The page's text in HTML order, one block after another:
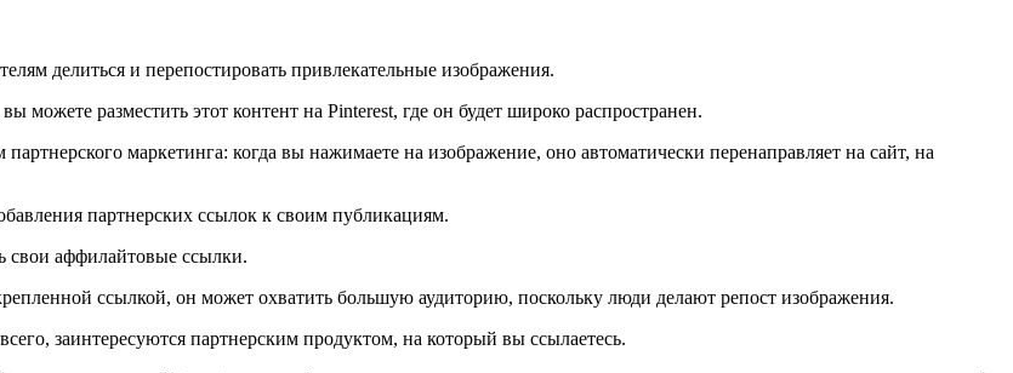
делиться и перепостировать привлекательные изображения.
можете разместить этот контент на Pinterest, где он будет широко распространен.
маркетинга: когда вы нажимаете на изображение, оно автоматически перенаправляет на сайт, на
партнерских ссылок к своим публикациям.
свои аффилайтовые ссылки.
ссылкой, он может охватить большую аудиторию, поскольку люди делают репост изображения.
заинтересуются партнерским продуктом, на который вы ссылаетесь.